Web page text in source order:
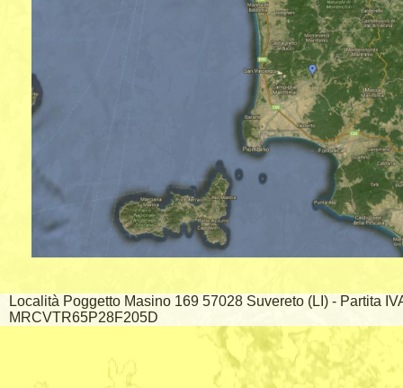
Località Poggetto Masino 169 57028 Suvereto (LI) - Partita
MRCVTR65P28F205D